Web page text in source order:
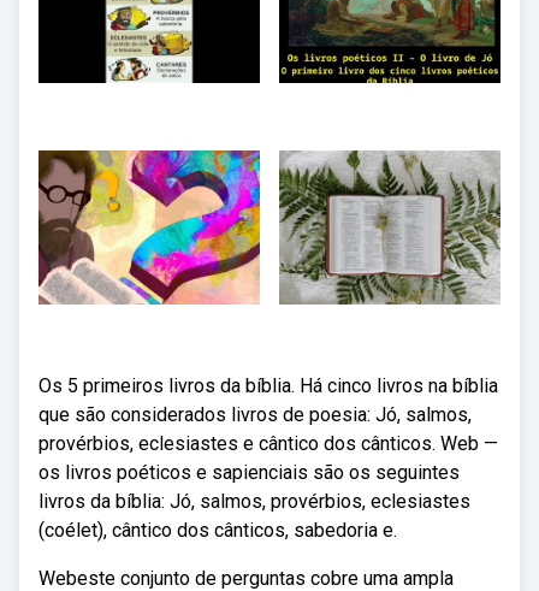
Os 5 primeiros livros da bíblia. Há cinco livros na bíblia
que são considerados livros de poesia: Jó, salmos,
provérbios, eclesiastes e cântico dos cânticos. Web —
os livros poéticos e sapienciais são os seguintes
livros da bíblia: Jó, salmos, provérbios, eclesiastes
(coélet), cântico dos cânticos, sabedoria e.
Webeste conjunto de perguntas cobre uma ampla